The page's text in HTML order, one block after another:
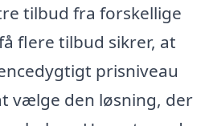
tilbud fra forskellige
flere tilbud sikrer, at
prisniveau
vælge den løsning, der